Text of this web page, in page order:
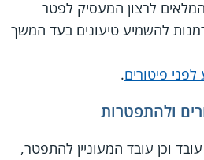
לרצון המעסיק לפטר
להשמיע טיעונים בעד המשך
לפני פיטורים.
ולהתפטרות
וכן עובד המעוניין להתפטר,